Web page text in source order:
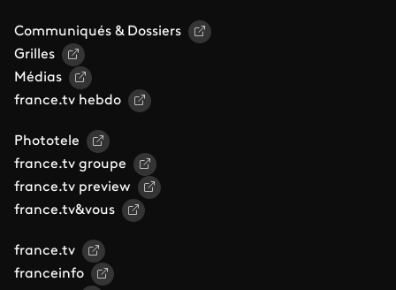
Communiqués & Dossiers
Grilles
Médias
france.tv hebdo
Phototele
france.tv groupe
france.tv preview
france.tv&vous
france.tv
franceinfo